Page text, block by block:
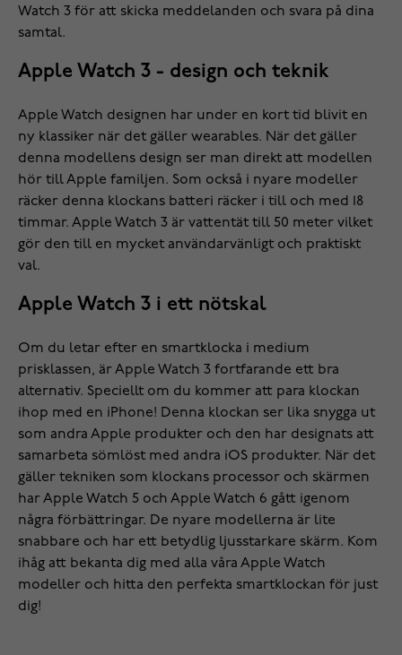
Watch 3 för att skicka meddelanden och svara på dina
samtal.
Apple Watch 3 - design och teknik
Apple Watch designen har under en kort tid blivit en
ny klassiker när det gäller wearables. När det gäller
denna modellens design ser man direkt att modellen
hör till Apple familjen. Som också i nyare modeller
räcker denna klockans batteri räcker i till och med 18
timmar. Apple Watch 3 är vattentät till 50 meter vilket
gör den till en mycket användarvänligt och praktiskt
val.
Apple Watch 3 i ett nötskal
Om du letar efter en smartklocka i medium
prisklassen, är Apple Watch 3 fortfarande ett bra
alternativ. Speciellt om du kommer att para klockan
ihop med en iPhone! Denna klockan ser lika snygga ut
som andra Apple produkter och den har designats att
samarbeta sömlöst med andra iOS produkter. När det
gäller tekniken som klockans processor och skärmen
har Apple Watch 5 och Apple Watch 6 gått igenom
några förbättringar. De nyare modellerna är lite
snabbare och har ett betydlig ljusstarkare skärm. Kom
ihåg att bekanta dig med alla våra Apple Watch
modeller och hitta den perfekta smartklockan för just
dig!